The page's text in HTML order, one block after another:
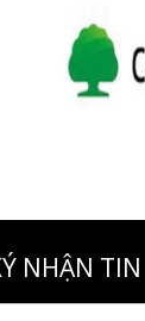
NHẬN TIN